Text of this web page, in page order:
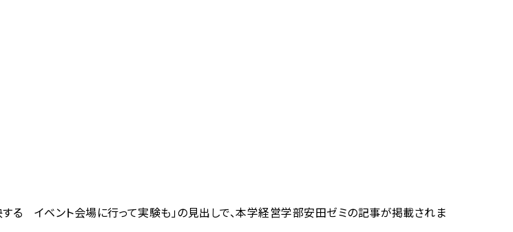
する イベント会場に行って実験も」の見出しで、本学経営学部安田ゼミの記事が掲載されま